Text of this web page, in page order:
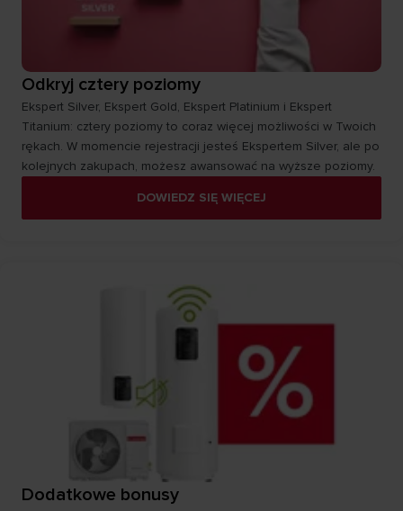
Odkryj cztery poziomy
Ekspert Silver, Ekspert Gold, Ekspert Platinium i Ekspert
Titanium: cztery poziomy to coraz więcej możliwości w Twoich
rękach. W momencie rejestracji jesteś Ekspertem Silver, ale po
kolejnych zakupach, możesz awansować na wyższe poziomy.
DOWIEDZ SIĘ WIĘCEJ
Dodatkowe bonusy